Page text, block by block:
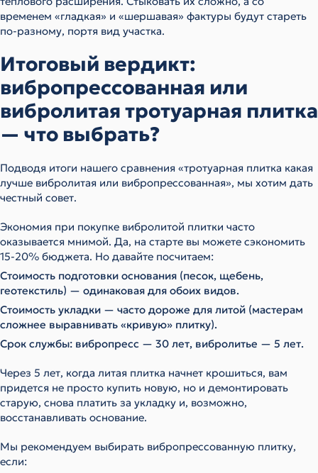
временем «гладкая» и «шершавая» фактуры будут стареть
по-разному, портя вид участка.
Итоговый вердикт:
вибропрессованная или
вибролитая тротуарная плитка
— что выбрать?
Подводя итоги нашего сравнения «тротуарная плитка какая
лучше вибролитая или вибропрессованная», мы хотим дать
честный совет.
Экономия при покупке вибролитой плитки часто
оказывается мнимой. Да, на старте вы можете сэкономить
15-20% бюджета. Но давайте посчитаем:
Стоимость подготовки основания (песок, щебень,
геотекстиль) — одинаковая для обоих видов.
Стоимость укладки — часто дороже для литой (мастерам
сложнее выравнивать «кривую» плитку).
Срок службы: вибропресс — 30 лет, вибролитье — 5 лет.
Через 5 лет, когда литая плитка начнет крошиться, вам
придется не просто купить новую, но и демонтировать
старую, снова платить за укладку и, возможно,
восстанавливать основание.
Мы рекомендуем выбирать вибропрессованную плитку,
если: